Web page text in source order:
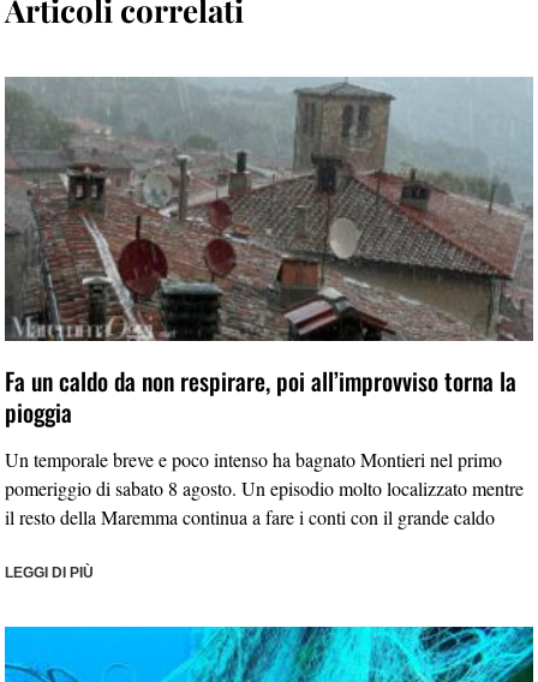
Articoli correlati
Fa un caldo da non respirare, poi all’improvviso torna la
pioggia
Un temporale breve e poco intenso ha bagnato Montieri nel primo
pomeriggio di sabato 8 agosto. Un episodio molto localizzato mentre
il resto della Maremma continua a fare i conti con il grande caldo
LEGGI DI PIÙ